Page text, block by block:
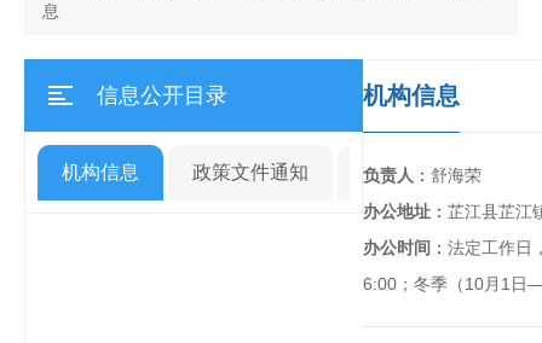
息
信息公开目录
机构信息 政策文件通知 规划计划
机构信息
负责人 ： 舒海荣
办公地址 ： 芷江县芷江
办公时间 ： 法定工作日
6:00；冬季（10月1日